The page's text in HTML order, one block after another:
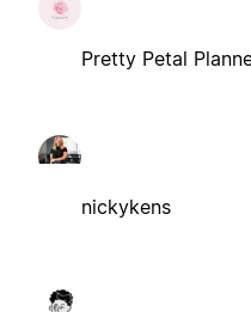
Pretty Petal
nickykens